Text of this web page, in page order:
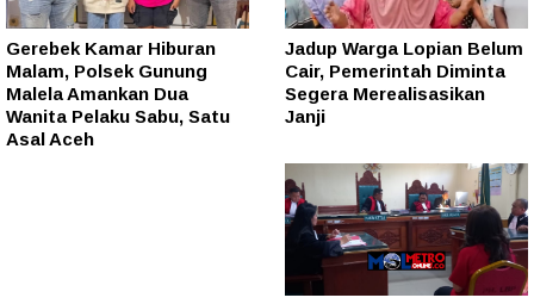
Gerebek Kamar Hiburan
Malam, Polsek Gunung
Malela Amankan Dua
Wanita Pelaku Sabu, Satu
Asal Aceh
Jadup Warga Lopian Belum
Cair, Pemerintah Diminta
Segera Merealisasikan
Janji